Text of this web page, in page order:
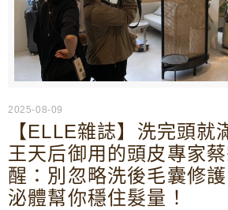
2025-08-09
【ELLE雜誌】洗完頭就
王天后御用的頭皮專家
醒：別忽略洗後毛囊修
泌體幫你穩住髮量！